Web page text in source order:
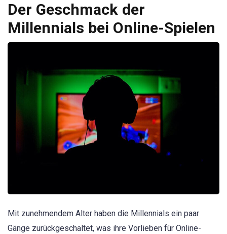
Der Geschmack der
Millennials bei Online-Spielen
Mit zunehmendem Alter haben die Millennials ein paar
Gänge zurückgeschaltet, was ihre Vorlieben für Online-